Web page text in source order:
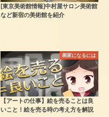
[東京美術館情報]中村屋サロン美術館
など新宿の美術館を紹介
画家になるには
【アートの仕事】絵を売ることは良
いこと！絵を売る時の考え方を解説